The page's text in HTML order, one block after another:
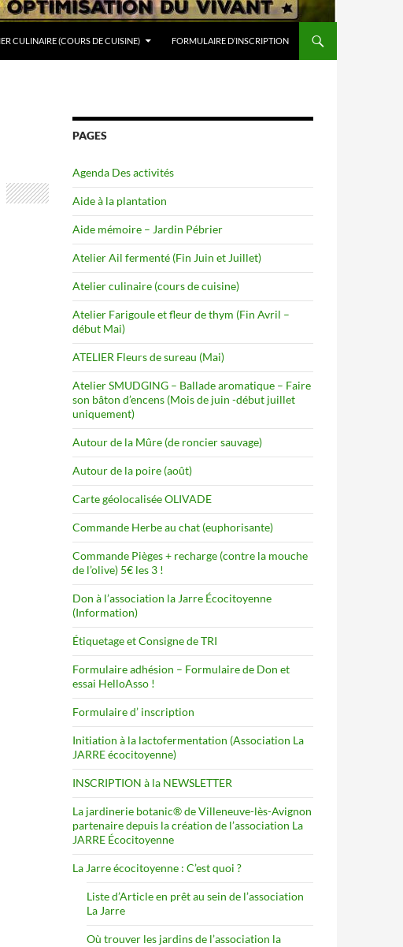
CULINAIRE (COURS DE CUISINE) FORMULAIRE D’INSCRIPTION
PAGES
Agenda Des activités
Aide à la plantation
Aide mémoire – Jardin Pébrier
Atelier Ail fermenté (Fin Juin et Juillet)
Atelier culinaire (cours de cuisine)
Atelier Farigoule et fleur de thym (Fin Avril –
début Mai)
ATELIER Fleurs de sureau (Mai)
Atelier SMUDGING – Ballade aromatique – Faire
son bâton d’encens (Mois de juin -début juillet
uniquement)
Autour de la Mûre (de roncier sauvage)
Autour de la poire (août)
Carte géolocalisée OLIVADE
Commande Herbe au chat (euphorisante)
Commande Pièges + recharge (contre la mouche
de l’olive) 5€ les 3 !
Don à l’association la Jarre Écocitoyenne
(Information)
Étiquetage et Consigne de TRI
Formulaire adhésion – Formulaire de Don et
essai HelloAsso !
Formulaire d’ inscription
Initiation à la lactofermentation (Association La
JARRE écocitoyenne)
INSCRIPTION à la NEWSLETTER
La jardinerie botanic® de Villeneuve-lès-Avignon
partenaire depuis la création de l’association La
JARRE Écocitoyenne
La Jarre écocitoyenne : C’est quoi ?
Liste d’Article en prêt au sein de l’association
La Jarre
Où trouver les jardins de l’association la